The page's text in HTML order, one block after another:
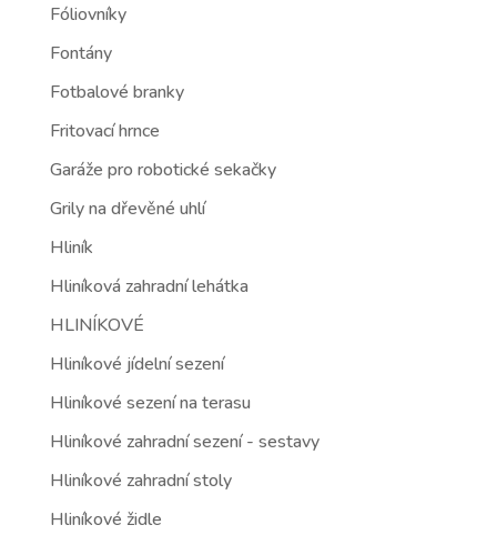
Fóliovníky
Fontány
Fotbalové branky
Fritovací hrnce
Garáže pro robotické sekačky
Grily na dřevěné uhlí
Hliník
Hliníková zahradní lehátka
HLINÍKOVÉ
Hliníkové jídelní sezení
Hliníkové sezení na terasu
Hliníkové zahradní sezení - sestavy
Hliníkové zahradní stoly
Hliníkové židle